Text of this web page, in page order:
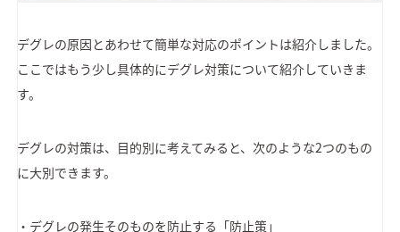
デグレの原因とあわせて簡単な対応のポイントは紹介しました。
ここではもう少し具体的にデグレ対策について紹介していきま
す。
デグレの対策は、目的別に考えてみると、次のような2つのもの
に大別できます。
・デグレの発生そのものを防止する「防止策」